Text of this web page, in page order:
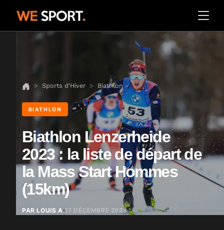
Sports d'Hiver Biathlon
BIATHLON
Biathlon Lenzerheide
2023 : la liste de départ de
la Mass Start Hommes
(15km)
PAR LOUIS A 17 DÉCEMBRE 2023